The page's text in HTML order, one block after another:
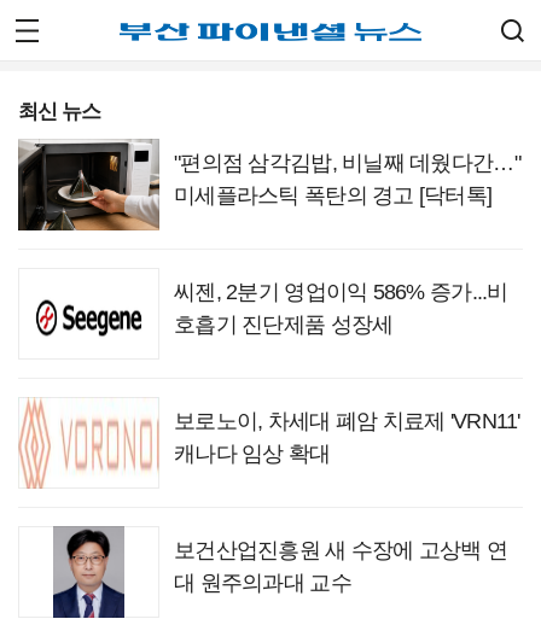
최신 뉴스
"편의점 삼각김밥, 비닐째 데웠다간…"
미세플라스틱 폭탄의 경고 [닥터톡]
씨젠, 2분기 영업이익 586% 증가...비
호흡기 진단제품 성장세
보로노이, 차세대 폐암 치료제 'VRN11'
캐나다 임상 확대
보건산업진흥원 새 수장에 고상백 연
대 원주의과대 교수